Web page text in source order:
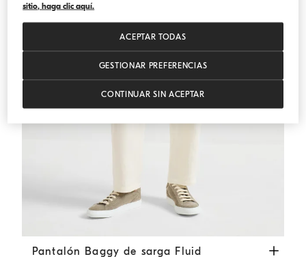
Pantalón Baggy de sarga Fluid Marfil
Pantalón Baggy de sarga Fluid
sitio, haga clic aquí.
GESTIONAR PREFERENCIAS
CONTINUAR SIN ACEPTAR
ACEPTAR TODAS